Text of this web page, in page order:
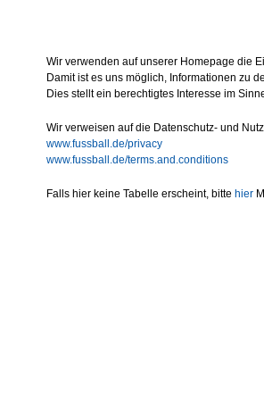
Wir verwenden auf unserer Homepage die
Damit ist es uns möglich, Informationen zu
Dies stellt ein berechtigtes Interesse im
Wir verweisen auf die Datenschutz- und
www.fussball.de/privacy
www.fussball.de/terms.and.conditions
Falls hier keine Tabelle erscheint, bitte hier